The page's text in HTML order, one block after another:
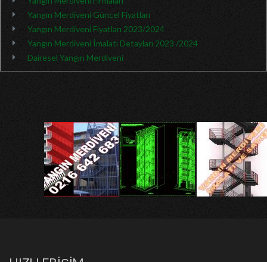
Yangın Merdiveni Güncel Fiyatları
Yangın Merdiveni Fiyatları 2023/2024
Yangın Merdiveni İmalatı Detayları 2023 /2024
Dairesel Yangın Merdiveni